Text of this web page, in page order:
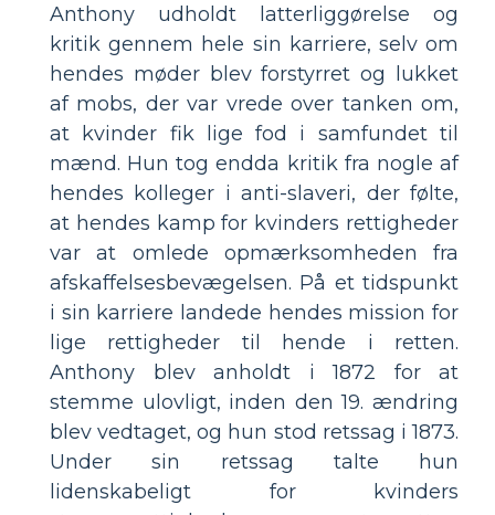
Anthony udholdt latterliggørelse og
kritik gennem hele sin karriere, selv om
hendes møder blev forstyrret og lukket
af mobs, der var vrede over tanken om,
at kvinder fik lige fod i samfundet til
mænd. Hun tog endda kritik fra nogle af
hendes kolleger i anti-slaveri, der følte,
at hendes kamp for kvinders rettigheder
var at omlede opmærksomheden fra
afskaffelsesbevægelsen. På et tidspunkt
i sin karriere landede hendes mission for
lige rettigheder til hende i retten.
Anthony blev anholdt i 1872 for at
stemme ulovligt, inden den 19. ændring
blev vedtaget, og hun stod retssag i 1873.
Under sin retssag talte hun
lidenskabeligt for kvinders